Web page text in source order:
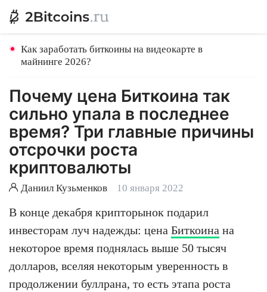
Как заработать биткоины на видеокарте в
майнинге 2026?
Почему цена Биткоина так
сильно упала в последнее
время? Три главные причины
отсрочки роста
криптовалюты
Даниил Кузьменков 10 января 2022
В конце декабря крипторынок подарил
инвесторам луч надежды: цена Биткоина на
некоторое время поднялась выше 50 тысяч
долларов, вселяя некоторым уверенность в
продолжении буллрана, то есть этапа роста